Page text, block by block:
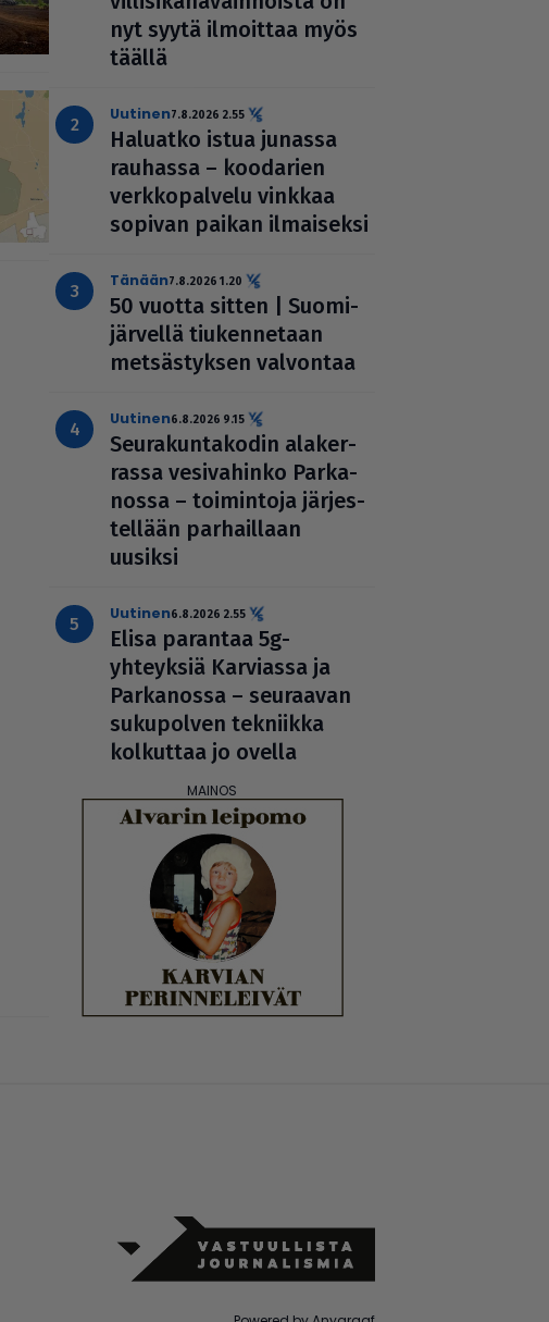
nyt syytä ilmoittaa myös
täällä
uutinen7.8.2026 2.55
Haluatko istua junassa
rauhassa – koodarien
verk­ko­pal­velu vinkkaa
sopivan paikan ilmai­seksi
Tänään7.8.2026 1.20
50 vuotta sitten | Suo­mi­
jär­vellä tiu­ken­ne­taan
met­säs­tyk­sen valvontaa
uutinen6.8.2026 9.15
Seu­ra­kun­ta­ko­din ala­ker­
rassa vesi­va­hinko Par­ka­
nossa – toi­min­toja jär­jes­
tel­lään par­hail­laan
uusiksi
uutinen6.8.2026 2.55
Elisa parantaa 5g-
yhteyksiä Karviassa ja
Par­ka­nossa – seuraavan
suku­pol­ven tekniikka
kolkuttaa jo ovella